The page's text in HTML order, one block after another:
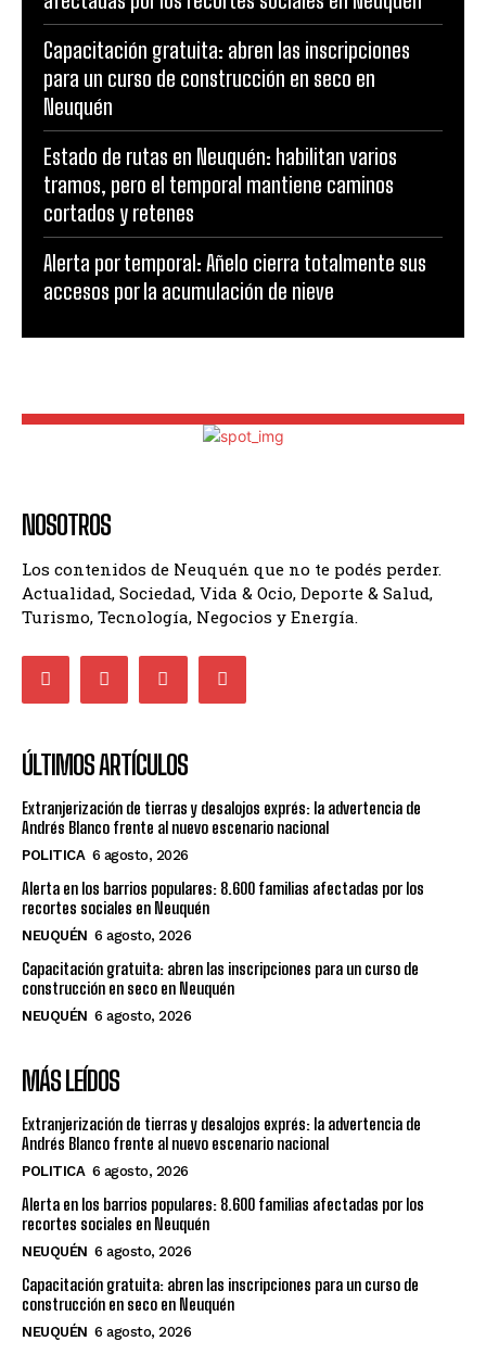
Capacitación gratuita: abren las inscripciones
para un curso de construcción en seco en
Neuquén
Estado de rutas en Neuquén: habilitan varios
tramos, pero el temporal mantiene caminos
cortados y retenes
Alerta por temporal: Añelo cierra totalmente sus
accesos por la acumulación de nieve
NOSOTROS
Los contenidos de Neuquén que no te podés perder.
Actualidad, Sociedad, Vida & Ocio, Deporte & Salud,
Turismo, Tecnología, Negocios y Energía.
ÚLTIMOS ARTÍCULOS
Extranjerización de tierras y desalojos exprés: la advertencia de
Andrés Blanco frente al nuevo escenario nacional
POLITICA 6 agosto, 2026
Alerta en los barrios populares: 8.600 familias afectadas por los
recortes sociales en Neuquén
NEUQUÉN 6 agosto, 2026
Capacitación gratuita: abren las inscripciones para un curso de
construcción en seco en Neuquén
NEUQUÉN 6 agosto, 2026
MÁS LEÍDOS
Extranjerización de tierras y desalojos exprés: la advertencia de
Andrés Blanco frente al nuevo escenario nacional
POLITICA 6 agosto, 2026
Alerta en los barrios populares: 8.600 familias afectadas por los
recortes sociales en Neuquén
NEUQUÉN 6 agosto, 2026
Capacitación gratuita: abren las inscripciones para un curso de
construcción en seco en Neuquén
NEUQUÉN 6 agosto, 2026